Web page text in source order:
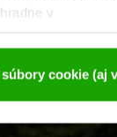
v
cookie (aj